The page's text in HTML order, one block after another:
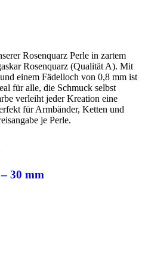
Rosenquarz Perle in zartem
Rosenquarz (Qualität A). Mit
einem Fädelloch von 0,8 mm ist
für alle, die Schmuck selbst
verleiht jeder Kreation eine
für Armbänder, Ketten und
je Perle.
30 mm